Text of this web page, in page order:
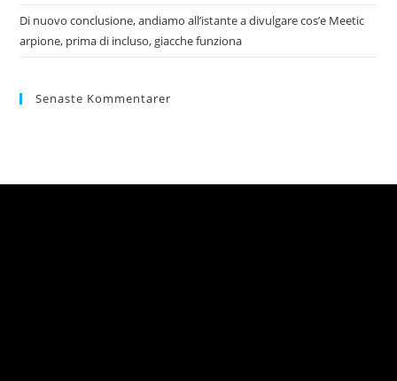
Di nuovo conclusione, andiamo all’istante a divulgare cos’e Meetic
arpione, prima di incluso, giacche funziona
Senaste Kommentarer